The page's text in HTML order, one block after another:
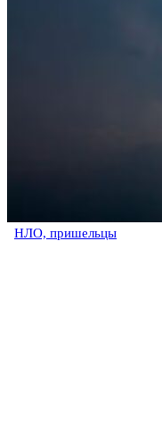
НЛО, пришельцы